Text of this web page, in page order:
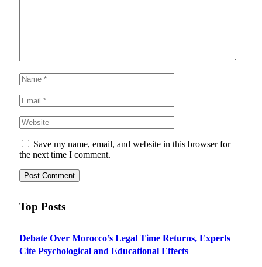
Save my name, email, and website in this browser for
the next time I comment.
Top Posts
Debate Over Morocco’s Legal Time Returns, Experts
Cite Psychological and Educational Effects